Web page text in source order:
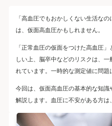
「高血圧でもおかしくない生活な
は、仮面高血圧かもしれません。
「正常血圧の仮面をつけた高血圧
しい上、脳卒中などのリスクは、
れています。一時的な測定値に問題
今回は、仮面高血圧の基本的な知
解説します。血圧に不安がある方は